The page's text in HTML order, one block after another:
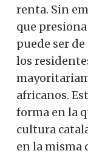
renta. Sin
que
puede ser
los
africanos.
forma en la
cultura
en la misma